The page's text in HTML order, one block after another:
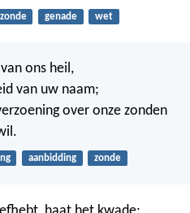
zonde genade wet
ons heil,
van uw naam;
over onze zonden
aanbidding zonde